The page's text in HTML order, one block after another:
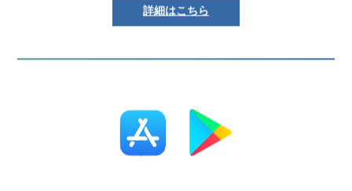
詳細はこちら